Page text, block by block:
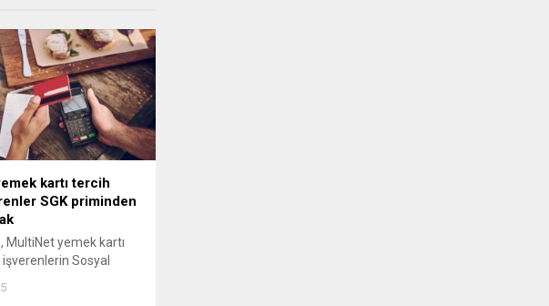
kartı tercih
SGK priminden
MultiNet yemek kartı
Sosyal
(SGK) priminden
açıkladı.